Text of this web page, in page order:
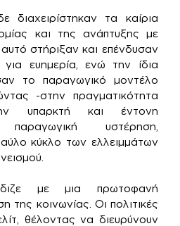
διαχειρίστηκαν τα καίρια
και της ανάπτυξης με
στήριξαν και επένδυσαν
για ευημερία, ενώ την ίδια
το παραγωγικό μοντέλο
-στην πραγματικότητα
υπαρκτή και έντονη
υστέρηση,
κύκλο των ελλειμμάτων
με μια πρωτοφανή
της κοινωνίας. Οι πολιτικές
θέλοντας να διευρύνουν